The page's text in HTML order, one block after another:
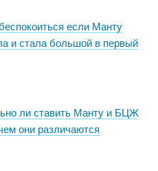
если Манту
и стала большой в первый
ли ставить Манту и БЦЖ
они различаются